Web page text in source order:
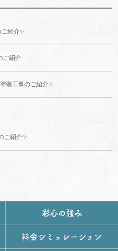
紹介✨
ご紹介
装工事のご紹介✨
ご紹介✨
彩心の強み
料金シミュレーション